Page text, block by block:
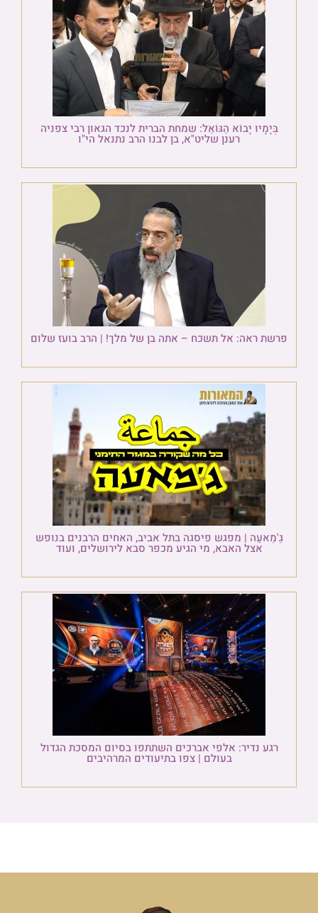
בְּיָמָיו יָבוֹא הַגּוֹאֵל: שמחת הברית לנכד הגאון רבי צפניה
רענן שליט"א, בן לבנו הרב נתנאל הי"ו
פרשת ראה: אל תשכח – אתה בן של מלך! | הרב בועז שלום
גַ'מַאעַה | מפגש פיסגה בתל אביב, האחים הרבנים בנופש
אצל האבא, מי הגיע מכפר סבא לירושלים, ועוד
רגע נדיר: אלפי אברכים השתתפו בסיום המסכת הגדול
בעולם | צפו בתיעודים המרהיבים